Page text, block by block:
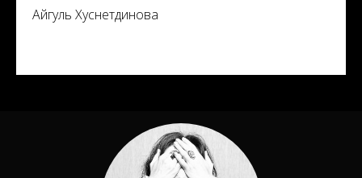
Айгуль Хуснетдинова